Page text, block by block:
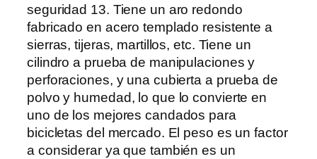
seguridad 13. Tiene un aro redondo
fabricado en acero templado resistente a
sierras, tijeras, martillos, etc. Tiene un
cilindro a prueba de manipulaciones y
perforaciones, y una cubierta a prueba de
polvo y humedad, lo que lo convierte en
uno de los mejores candados para
bicicletas del mercado. El peso es un factor
a considerar ya que también es un